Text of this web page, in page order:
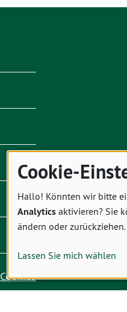
Cookies
Cookie-
Hallo! Könnten wir bitte
Analytics aktivieren? Sie
ändern oder zurückziehen.
Lassen Sie mich wählen